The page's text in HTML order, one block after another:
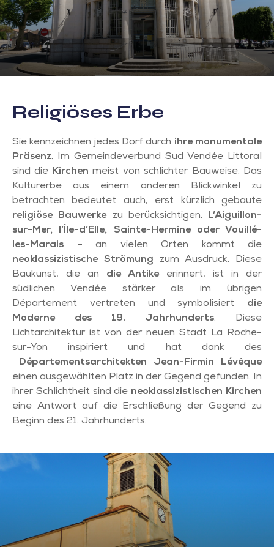
Religiöses Erbe
Sie kennzeichnen jedes Dorf durch ihre monumentale
Präsenz. Im Gemeindeverbund Sud Vendée Littoral
sind die Kirchen meist von schlichter Bauweise. Das
Kulturerbe aus einem anderen Blickwinkel zu
betrachten bedeutet auch, erst kürzlich gebaute
religiöse Bauwerkezu berücksichtigen. L’Aiguillon-
sur-Mer, l’Île-d’Elle, Sainte-Hermine oder Vouillé-
les-Marais – an vielen Orten kommt die
neoklassizistische Strömung zum Ausdruck. Diese
Baukunst, die an die Antikeerinnert, ist in der
südlichen Vendée stärker als im übrigen
Département vertreten und symbolisiert die
Moderne des 19. Jahrhunderts. Diese
Lichtarchitektur ist von der neuen Stadt La Roche-
sur-Yon inspiriert und hat dank des
Départementsarchitekten Jean-Firmin Lévêque
einen ausgewählten Platz in der Gegend gefunden. In
ihrer Schlichtheit sind die neoklassizistischen Kirchen
eine Antwort auf die Erschließung der Gegend zu
Beginn des 21. Jahrhunderts.